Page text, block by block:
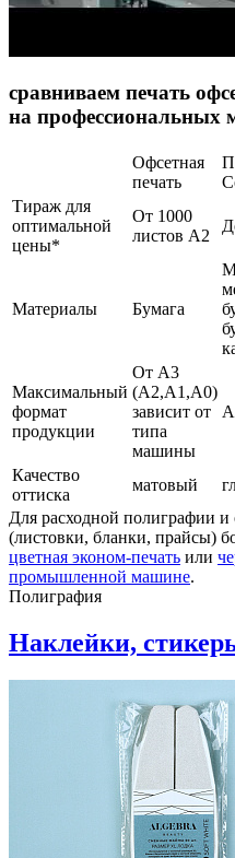
сравниваем печать
на
Офсетная
печать
Тираж для
оптимальной
цены*
От 1000
листов А2
Материалы Бумага
Максимальный
формат
продукции
От А3
(А2,А1,А0)
зависит от
типа
машины
Качество
оттиска
матовый
Для расходной полиграфии
(листовки, бланки, прайсы)
цветная эконом-печать или
промышленной машине.
Полиграфия
Наклейки,